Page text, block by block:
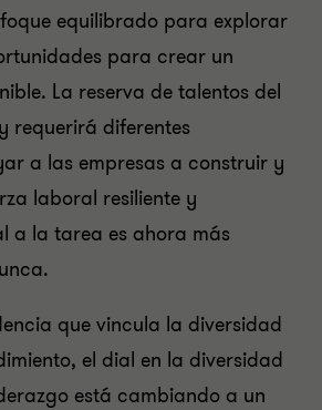
equilibrado para explorar
para crear un
La reserva de talentos del
requerirá diferentes
a las empresas a construir y
laboral resiliente y
a la tarea es ahora más
que vincula la diversidad
el dial en la diversidad
está cambiando a un